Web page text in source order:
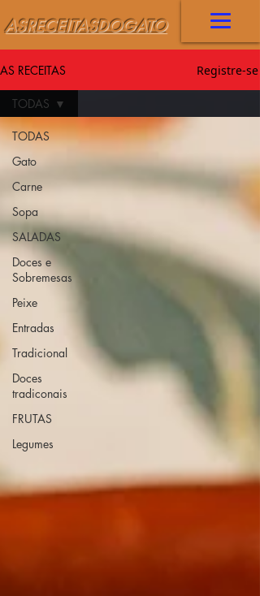
ASRECEITASDOGATO
AS RECEITAS Registre-se
TODAS
Gato
Carne
Sopa
SALADAS
Doces e
Sobremesas
Peixe
Entradas
Tradicional
Doces
tradiconais
FRUTAS
Legumes
TODAS